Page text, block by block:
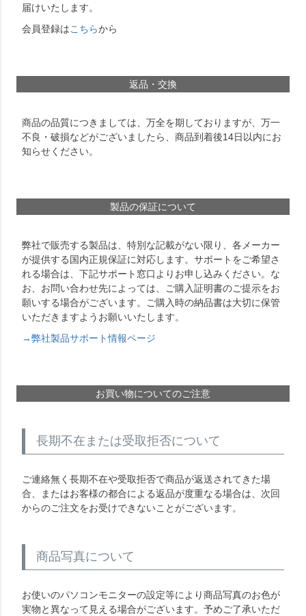
届けいたします。
会員登録はこちらから
返品・交換
商品の品質につきましては、万全を期しておりますが、万一
不良・破損などがございましたら、商品到着後14日以内にお
知らせください。
製品の保証について
弊社で販売する製品は、特別な記載がない限り、各メーカー
が提供する国内正規保証に対応します。サポートをご希望さ
れる場合は、下記サポート窓口よりお申し込みください。な
お、お問い合わせ先によっては、ご購入証明書のご提示をお
願いする場合がございます。ご購入時の納品書は大切に保管
いただきますようお願いいたします。
→弊社製品サポート情報ページ
お買い物についてのご注意
長期不在または受取拒否について
ご連絡無く長期不在や受取拒否で商品が返送されてきた場
合、またはお客様の都合による返品が度重なる場合は、次回
からのご注文をお受けできないことがございます。
商品写真について
お使いのパソコンモニターの設定等により商品写真のお色が
実物と異なって見える場合がございます。予めご了承いただ